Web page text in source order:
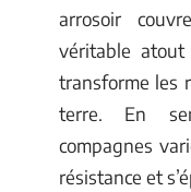
arrosoir
véritable
transforme les
terre. En
compagnes
résistance et